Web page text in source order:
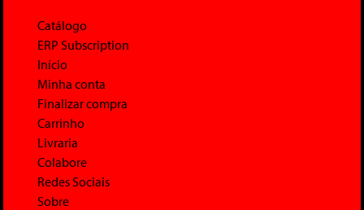
Catálogo
ERP Subscription
Início
Minha conta
Finalizar compra
Carrinho
Livraria
Colabore
Redes Sociais
Sobre